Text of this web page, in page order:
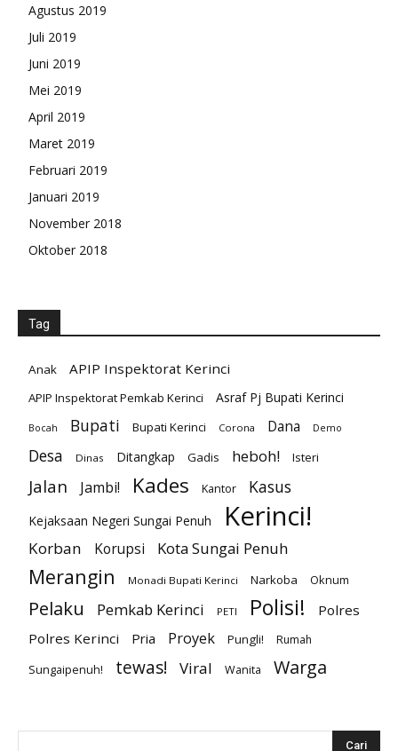
Agustus 2019
Juli 2019
Juni 2019
Mei 2019
April 2019
Maret 2019
Februari 2019
Januari 2019
November 2018
Oktober 2018
Tag
Anak APIP Inspektorat Kerinci
APIP Inspektorat Pemkab Kerinci Asraf Pj Bupati Kerinci
Bocah Bupati Bupati Kerinci Corona Dana Demo
Desa Dinas Ditangkap Gadis heboh! Isteri
Jalan Jambi! Kades Kantor Kasus
Kejaksaan Negeri Sungai Penuh Kerinci!
Korban Korupsi Kota Sungai Penuh
Merangin Monadi Bupati Kerinci Narkoba Oknum
Pelaku Pemkab Kerinci PETI Polisi!
Polres
Polres Kerinci
Pria Proyek Pungli! Rumah
Sungaipenuh! tewas! Viral Wanita Warga